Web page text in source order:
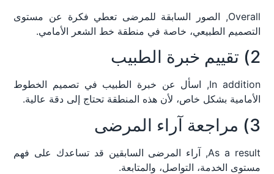
Overall, الصور السابقة للمرضى تعطي فكرة عن مستوى
التصميم الطبيعي، خاصة في منطقة خط الشعر الأمامي.
2) تقييم خبرة الطبيب
In addition, اسأل عن خبرة الطبيب في تصميم الخطوط
الأمامية بشكل خاص، لأن هذه المنطقة تحتاج إلى دقة عالية.
3) مراجعة آراء المرضى
As a result, آراء المرضى السابقين قد تساعدك على فهم
مستوى الخدمة، التواصل، والمتابعة.